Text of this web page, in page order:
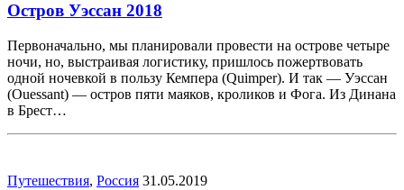
Остров Уэссан 2018
Первоначально, мы планировали провести на острове четыре
ночи, но, выстраивая логистику, пришлось пожертвовать
одной ночевкой в пользу Кемпера (Quimper). И так — Уэссан
(Ouessant) — остров пяти маяков, кроликов и Фога. Из Динана
в Брест…
Путешествия, Россия 31.05.2019